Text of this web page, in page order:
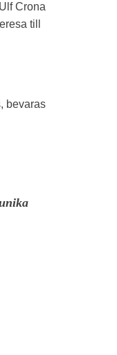
Crona
till
bevaras